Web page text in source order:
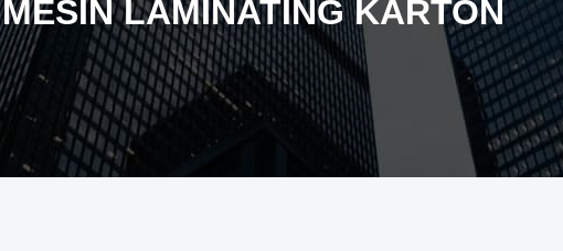
MESIN LAMINATING KARTON